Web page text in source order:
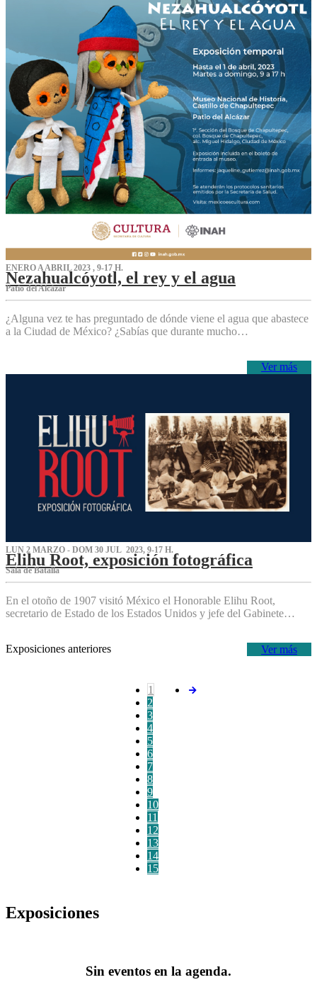
ENERO A ABRIL 2023 , 9-17 H.
Nezahualcóyotl, el rey y el agua
Patio del Alcázar
¿Alguna vez te has preguntado de dónde viene el agua que abastece
a la Ciudad de México? ¿Sabías que durante mucho…
Ver más
LUN 2 MARZO - DOM 30 JUL 2023, 9-17 H.
Elihu Root, exposición fotográfica
Sala de Batalla
En el otoño de 1907 visitó México el Honorable Elihu Root,
secretario de Estado de los Estados Unidos y jefe del Gabinete…
Ver más
Exposiciones anteriores
1
2
3
4
5
6
7
8
9
10
11
12
13
14
15
Exposiciones
Sin eventos en la agenda.